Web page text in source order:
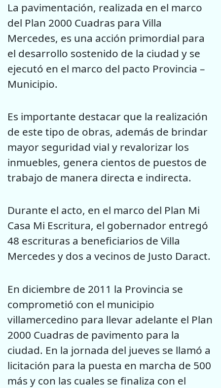
La pavimentación, realizada en el marco
del Plan 2000 Cuadras para Villa
Mercedes, es una acción primordial para
el desarrollo sostenido de la ciudad y se
ejecutó en el marco del pacto Provincia –
Municipio.
Es importante destacar que la realización
de este tipo de obras, además de brindar
mayor seguridad vial y revalorizar los
inmuebles, genera cientos de puestos de
trabajo de manera directa e indirecta.
Durante el acto, en el marco del Plan Mi
Casa Mi Escritura, el gobernador entregó
48 escrituras a beneficiarios de Villa
Mercedes y dos a vecinos de Justo Daract.
En diciembre de 2011 la Provincia se
comprometió con el municipio
villamercedino para llevar adelante el Plan
2000 Cuadras de pavimento para la
ciudad. En la jornada del jueves se llamó a
licitación para la puesta en marcha de 500
más y con las cuales se finaliza con el